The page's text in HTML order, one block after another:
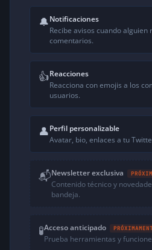
🔔Notificaciones
Recibe avisos cuando alguien
comentarios.
👍Reacciones
Reacciona con emojis a los
usuarios.
👤Perfil personalizable
Avatar, bio, enlaces a tu
📬Newsletter exclusiva
Contenido técnico y
bandeja.
🧪Acceso anticipado
Prueba herramientas y